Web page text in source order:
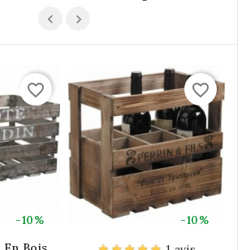
-10%
favorite_border
-10%
favorite_border